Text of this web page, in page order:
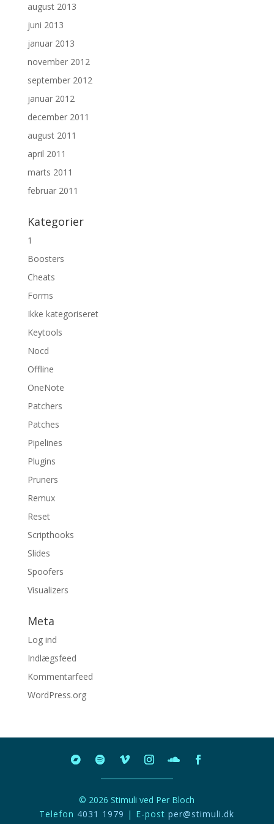
august 2013
juni 2013
januar 2013
november 2012
september 2012
januar 2012
december 2011
august 2011
april 2011
marts 2011
februar 2011
Kategorier
1
Boosters
Cheats
Forms
Ikke kategoriseret
Keytools
Nocd
Offline
OneNote
Patchers
Patches
Pipelines
Plugins
Pruners
Remux
Reset
Scripthooks
Slides
Spoofers
Visualizers
Meta
Log ind
Indlægsfeed
Kommentarfeed
WordPress.org
© 2026 Stimuli ved Per Bloch
Telefon 4031 1979 | E-postper@stimuli.dk